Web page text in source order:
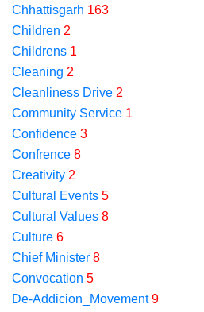
Chhattisgarh 163
Children 2
Childrens 1
Cleaning 2
Cleanliness Drive 2
Community Service 1
Confidence 3
Confrence 8
Creativity 2
Cultural Events 5
Cultural Values 8
Culture 6
Chief Minister 8
Convocation 5
De-Addicion_Movement 9